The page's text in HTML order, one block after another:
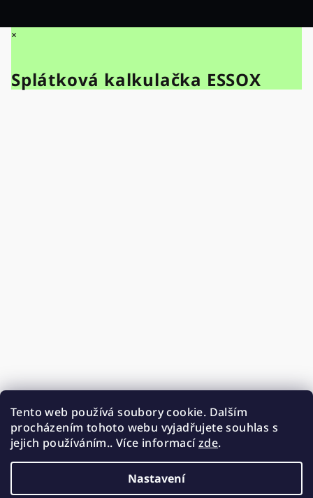
Tento web používá soubory cookie. Dalším
procházením tohoto webu vyjadřujete souhlas s
jejich používáním.. Více informacízde.
Nastavení
×
Splátková kalkulačka ESSOX